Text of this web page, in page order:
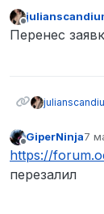
Перенес
Не в сети
GiperNinja7
https://
перезалил